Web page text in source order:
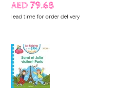
AED 79.68
lead time for order delivery